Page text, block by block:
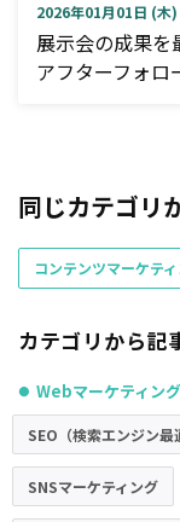
2026年01月01日 (木
展示会の成果を
アフターフォロ
同じカテゴリ
コンテンツマーケテ
カテゴリから記
● Webマーケティン
SEO（検索エンジン最
SNSマーケティング